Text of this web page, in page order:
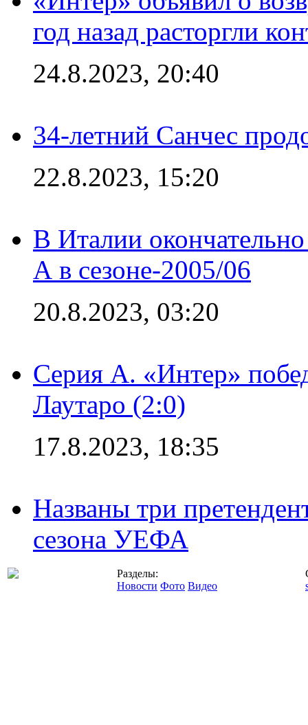
год назад расторгли
24.8.2023, 20:40
34-летний Санчес
22.8.2023, 15:20
В Италии
А в сезоне-2005/06
20.8.2023, 03:20
Серия А. «Интер»
Лаутаро (2:0)
17.8.2023, 18:35
Названы три
сезона УЕФА
Разделы:
Новости Фото Видео